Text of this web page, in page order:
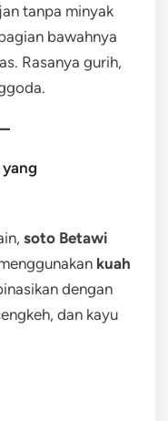
tanpa minyak
bawahnya
Rasanya gurih,
soto Betawi
kuah
dengan
dan kayu